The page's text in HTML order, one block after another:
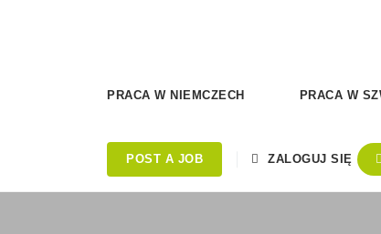
PRACA W NIEMCZECH PRACA W
POST A JOB ZALOGUJ SIĘ